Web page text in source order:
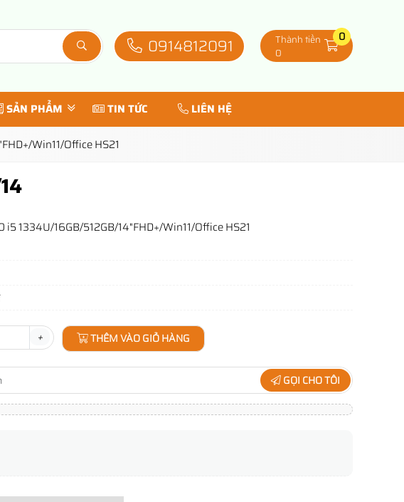
0914812091
Thành tiền
0
0
SẢN PHẨM TIN TỨC LIÊN HỆ
Win11/Office HS21
1334U/16GB/512GB/14"FHD+/Win11/Office HS21
+ THÊM VÀO GIỎ HÀNG
GỌI CHO TÔI